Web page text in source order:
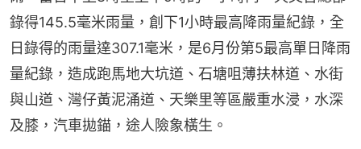
錄得145.5毫米雨量，創下1小時最高降雨量紀錄，全
日錄得的雨量達307.1毫米，是6月份第5最高單日降雨
量紀錄，造成跑馬地大坑道、石塘咀薄扶林道、水街
與山道、灣仔黃泥涌道、天樂里等區嚴重水浸，水深
及膝，汽車拋錨，途人險象橫生。